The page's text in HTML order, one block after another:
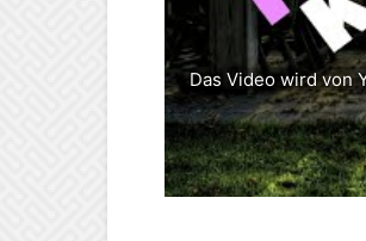
Das Video wird von